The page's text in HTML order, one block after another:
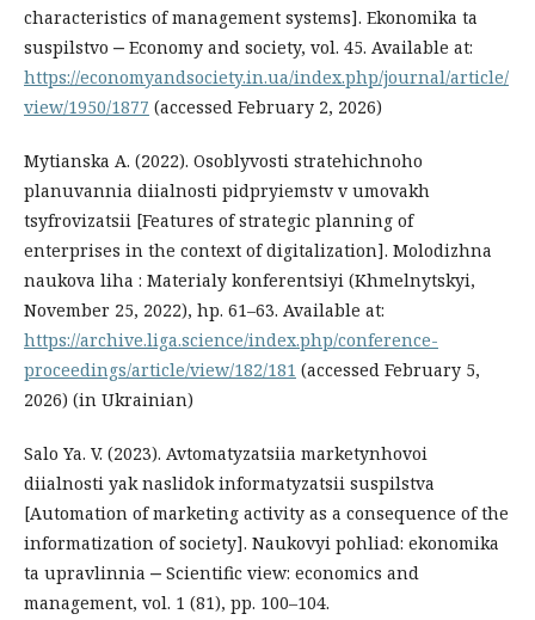
characteristics of management systems]. Ekonomika ta
suspilstvo ‒ Economy and society, vol. 45. Available at:
https://economyandsociety.in.ua/index.php/journal/article/
view/1950/1877 (accessed February 2, 2026)
Mytianska A. (2022). Osoblyvosti stratehichnoho
planuvannia diialnosti pidpryiemstv v umovakh
tsyfrovizatsii [Features of strategic planning of
enterprises in the context of digitalization]. Molodizhna
naukova liha : Materialy konferentsiyi (Khmelnytskyi,
November 25, 2022), hp. 61–63. Available at:
https://archive.liga.science/index.php/conference-
proceedings/article/view/182/181 (accessed February 5,
2026) (in Ukrainian)
Salo Ya. V. (2023). Avtomatyzatsiia marketynhovoi
diialnosti yak naslidok informatyzatsii suspilstva
[Automation of marketing activity as a consequence of the
informatization of society]. Naukovyi pohliad: ekonomika
ta upravlinnia ‒ Scientific view: economics and
management, vol. 1 (81), pp. 100–104.